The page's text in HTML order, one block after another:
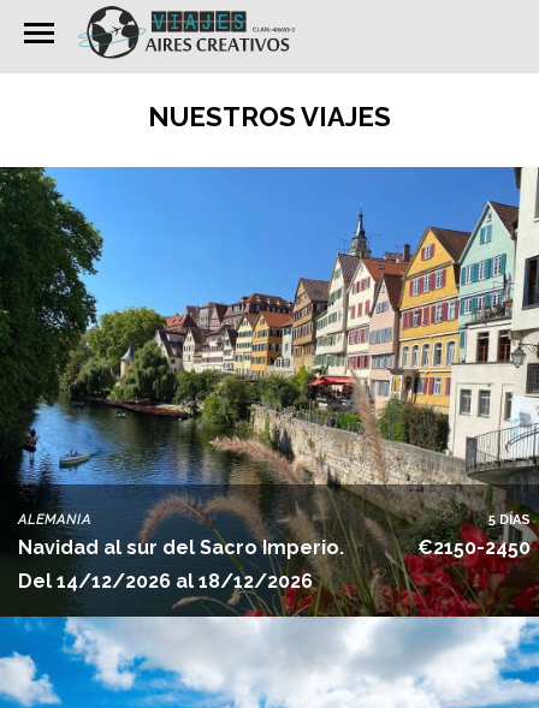
NUESTROS VIAJES
ALEMANIA
Navidad al sur del Sacro Imperio.
Del 14/12/2026 al 18/12/2026
5 DÍAS
€2150-2450